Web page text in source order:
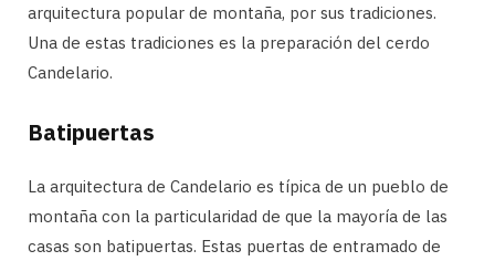
arquitectura popular de montaña, por sus tradiciones.
Una de estas tradiciones es la preparación del cerdo
Candelario.
Batipuertas
La arquitectura de Candelario es típica de un pueblo de
montaña con la particularidad de que la mayoría de las
casas son batipuertas. Estas puertas de entramado de